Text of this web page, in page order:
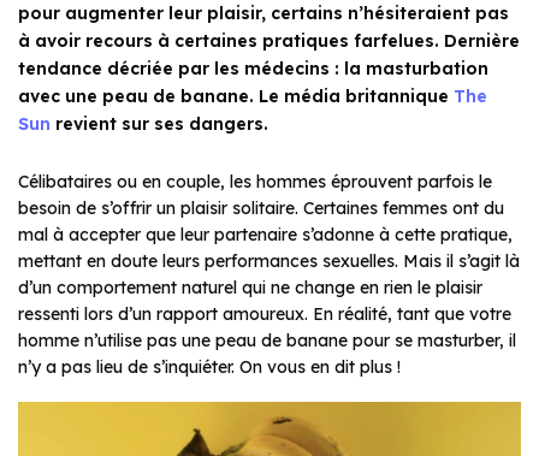
pour augmenter leur plaisir, certains n’hésiteraient pas
à avoir recours à certaines pratiques farfelues. Dernière
tendance décriée par les médecins : la masturbation
avec une peau de banane. Le média britannique The
Sun revient sur ses dangers.
Célibataires ou en couple, les hommes éprouvent parfois le
besoin de s’offrir un plaisir solitaire. Certaines femmes ont du
mal à accepter que leur partenaire s’adonne à cette pratique,
mettant en doute leurs performances sexuelles. Mais il s’agit là
d’un comportement naturel qui ne change en rien le plaisir
ressenti lors d’un rapport amoureux. En réalité, tant que votre
homme n’utilise pas une peau de banane pour se masturber, il
n’y a pas lieu de s’inquiéter. On vous en dit plus !